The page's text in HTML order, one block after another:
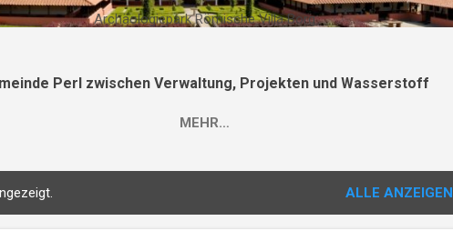
Archäologiepark Römische Villa Borg
Perl zwischen Verwaltung, Projekten und Wasserstoff
MEHR…
ALLE ANZEIGEN